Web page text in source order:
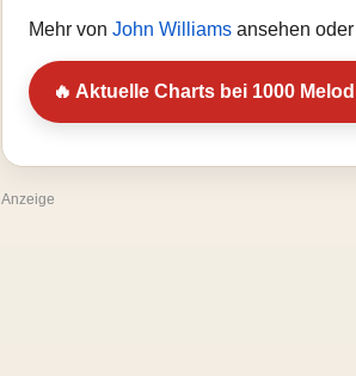
Mehr von John Williams ansehen
🔥 Aktuelle Charts bei 1000
Anzeige